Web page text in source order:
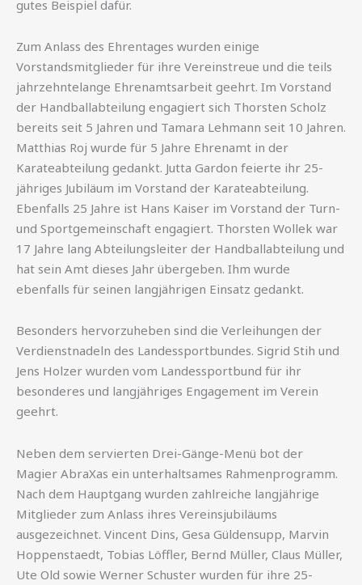
gutes Beispiel dafür.
Zum Anlass des Ehrentages wurden einige
Vorstandsmitglieder für ihre Vereinstreue und die teils
jahrzehntelange Ehrenamtsarbeit geehrt. Im Vorstand
der Handballabteilung engagiert sich Thorsten Scholz
bereits seit 5 Jahren und Tamara Lehmann seit 10 Jahren.
Matthias Roj wurde für 5 Jahre Ehrenamt in der
Karateabteilung gedankt. Jutta Gardon feierte ihr 25-
jähriges Jubiläum im Vorstand der Karateabteilung.
Ebenfalls 25 Jahre ist Hans Kaiser im Vorstand der Turn-
und Sportgemeinschaft engagiert. Thorsten Wollek war
17 Jahre lang Abteilungsleiter der Handballabteilung und
hat sein Amt dieses Jahr übergeben. Ihm wurde
ebenfalls für seinen langjährigen Einsatz gedankt.
Besonders hervorzuheben sind die Verleihungen der
Verdienstnadeln des Landessportbundes. Sigrid Stih und
Jens Holzer wurden vom Landessportbund für ihr
besonderes und langjähriges Engagement im Verein
geehrt.
Neben dem servierten Drei-Gänge-Menü bot der
Magier AbraXas ein unterhaltsames Rahmenprogramm.
Nach dem Hauptgang wurden zahlreiche langjährige
Mitglieder zum Anlass ihres Vereinsjubiläums
ausgezeichnet. Vincent Dins, Gesa Güldensupp, Marvin
Hoppenstaedt, Tobias Löffler, Bernd Müller, Claus Müller,
Ute Old sowie Werner Schuster wurden für ihre 25-